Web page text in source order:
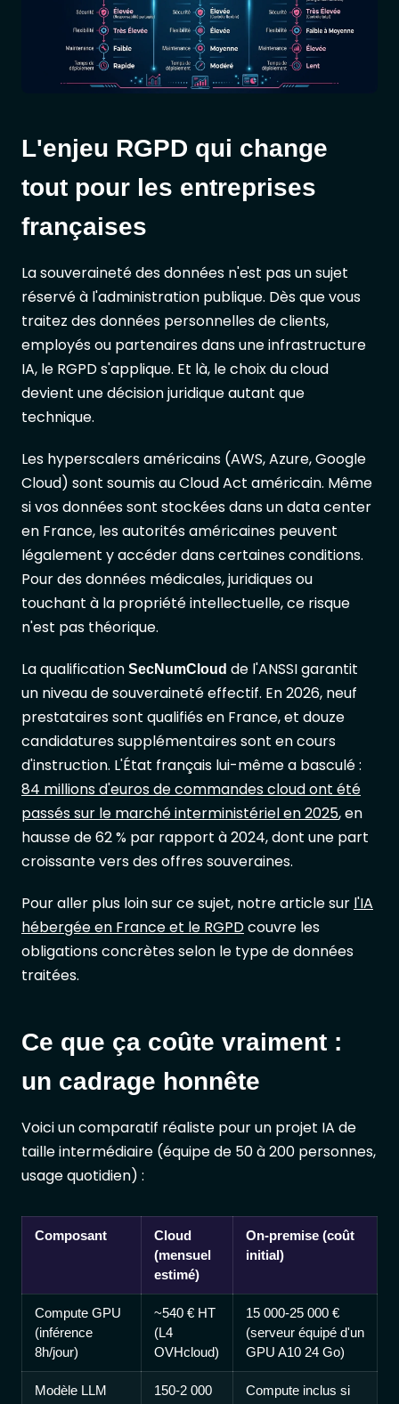
L'enjeu RGPD qui change
tout pour les entreprises
françaises
La souveraineté des données n'est pas un sujet
réservé à l'administration publique. Dès que vous
traitez des données personnelles de clients,
employés ou partenaires dans une infrastructure
IA, le RGPD s'applique. Et là, le choix du cloud
devient une décision juridique autant que
technique.
Les hyperscalers américains (AWS, Azure, Google
Cloud) sont soumis au Cloud Act américain. Même
si vos données sont stockées dans un data center
en France, les autorités américaines peuvent
légalement y accéder dans certaines conditions.
Pour des données médicales, juridiques ou
touchant à la propriété intellectuelle, ce risque
n'est pas théorique.
La qualification SecNumCloud de l'ANSSI garantit
un niveau de souveraineté effectif. En 2026, neuf
prestataires sont qualifiés en France, et douze
candidatures supplémentaires sont en cours
d'instruction. L'État français lui-même a basculé :
84 millions d'euros de commandes cloud ont été
passés sur le marché interministériel en 2025, en
hausse de 62 % par rapport à 2024, dont une part
croissante vers des offres souveraines.
Pour aller plus loin sur ce sujet, notre article sur l'IA
hébergée en France et le RGPDcouvre les
obligations concrètes selon le type de données
traitées.
Ce que ça coûte vraiment :
un cadrage honnête
Voici un comparatif réaliste pour un projet IA de
taille intermédiaire (équipe de 50 à 200 personnes,
usage quotidien) :
Composant
Cloud
(mensuel
estimé)
On-premise (coût
initial)
Compute GPU
(inférence
8h/jour)
~540 € HT
(L4
OVHcloud)
15 000-25 000 €
(serveur équipé d'un
GPU A10 24 Go)
Modèle LLM
150-2 000
Compute inclus si